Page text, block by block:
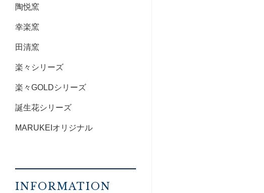
陶悦窯
幸楽窯
田清窯
楽々シリーズ
楽々GOLDシリーズ
誕生花シリーズ
MARUKEIオリジナル
INFORMATION